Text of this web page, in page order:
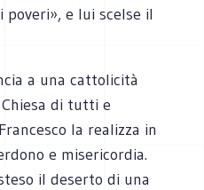
e lui scelse il
a una cattolicità
di tutti e
la realizza in
e misericordia.
il deserto di una